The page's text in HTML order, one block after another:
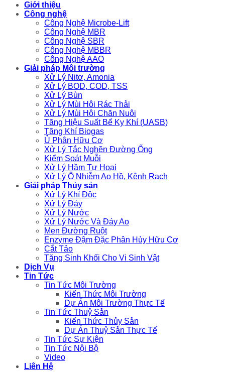
Giới thiệu
Công nghệ
Công Nghệ Microbe-Lift
Công Nghệ MBR
Công Nghệ SBR
Công Nghệ MBBR
Công Nghệ AAO
Giải pháp Môi trường
Xử Lý Nitơ, Amonia
Xử Lý BOD, COD, TSS
Xử Lý Bùn
Xử Lý Mùi Hôi Rác Thải
Xử Lý Mùi Hôi Chăn Nuôi
Tăng Hiệu Suất Bể Kỵ Khí (UASB)
Tăng Khí Biogas
Ủ Phân Hữu Cơ
Xử Lý Tắc Nghẽn Đường Ống
Kiểm Soát Muỗi
Xử Lý Hầm Tự Hoại
Xử Lý Ô Nhiễm Ao Hồ, Kênh Rạch
Giải pháp Thủy sản
Xử Lý Khí Độc
Xử Lý Đáy
Xử Lý Nước
Xử Lý Nước Và Đáy Ao
Men Đường Ruột
Enzyme Đậm Đặc Phân Hủy Hữu Cơ
Cắt Tảo
Tăng Sinh Khối Cho Vi Sinh Vật
Dịch Vụ
Tin Tức
Tin Tức Môi Trường
Kiến Thức Môi Trường
Dự Án Môi Trường Thực Tế
Tin Tức Thuỷ Sản
Kiến Thức Thủy Sản
Dự Án Thuỷ Sản Thực Tế
Tin Tức Sự Kiện
Tin Tức Nội Bộ
Video
Liên Hệ